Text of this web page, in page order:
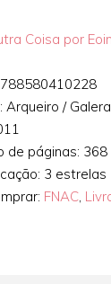
Coisa por
Arqueiro /
de páginas: 368
3 estrelas
FNAC,